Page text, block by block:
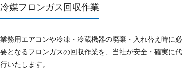
冷媒フロンガス回収作業
業務用エアコンや冷凍・冷蔵機器の廃棄・入れ替え時に必
要となるフロンガスの回収作業を、当社が安全・確実に代
行いたします。